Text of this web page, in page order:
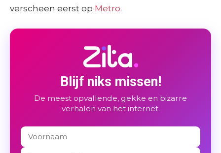
verscheen eerst op Metro.
Blijf niks missen!
De meest opvallende, gekke en bizarre
verhalen van het internet.